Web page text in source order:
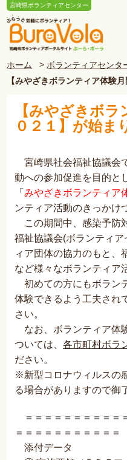
宮崎県ボランティアセンター
ホーム
ボランティアセンタ
【みやざきボランティア体験
【みやざきボ
０２１】が始ま
宮崎県社会福祉協議会
動への参加促進を目的と
「 みやざきボランティア
ンティア活動のきっかけ
この期間中、感染予防
福祉協議会(ボランティ
ィア団体の協力のもと、
など様々なボランティア
初めての方にもボラン
体験できるよう工夫され
さい。
なお、ボランティア体
ついては、 各市町村ボラ
ださい。
※新型コロナウィルスの
る場合がありますので御
＝＝＝＝＝＝＝＝＝＝
＝＝＝ ＝＝＝＝ ＝＝＝＝
添付データ